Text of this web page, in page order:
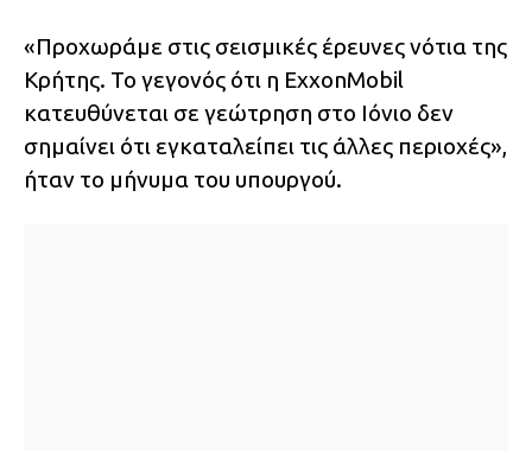
«Προχωράμε στις σεισμικές έρευνες νότια της
Κρήτης. Το γεγονός ότι η ExxonMobil
κατευθύνεται σε γεώτρηση στο Ιόνιο δεν
σημαίνει ότι εγκαταλείπει τις άλλες περιοχές»,
ήταν το μήνυμα του υπουργού.